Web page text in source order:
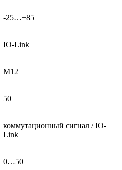
-25…+85
IO-Link
M12
50
коммутационный сигнал / IO-
Link
0…50